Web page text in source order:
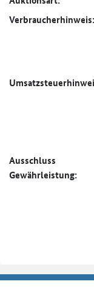
Verbraucher­hinweis:
Ausschluss
Gewährleistung: